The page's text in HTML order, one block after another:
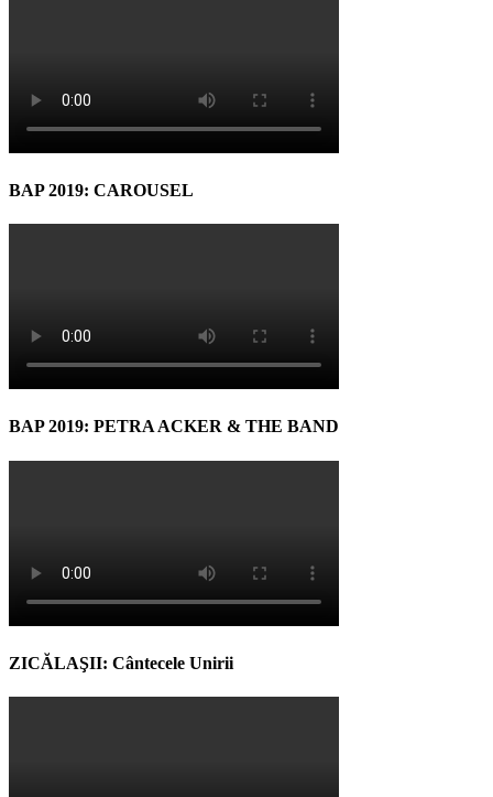
BAP 2019: CAROUSEL
BAP 2019: PETRA ACKER & THE BAND
ZICĂLAŞII: Cântecele Unirii